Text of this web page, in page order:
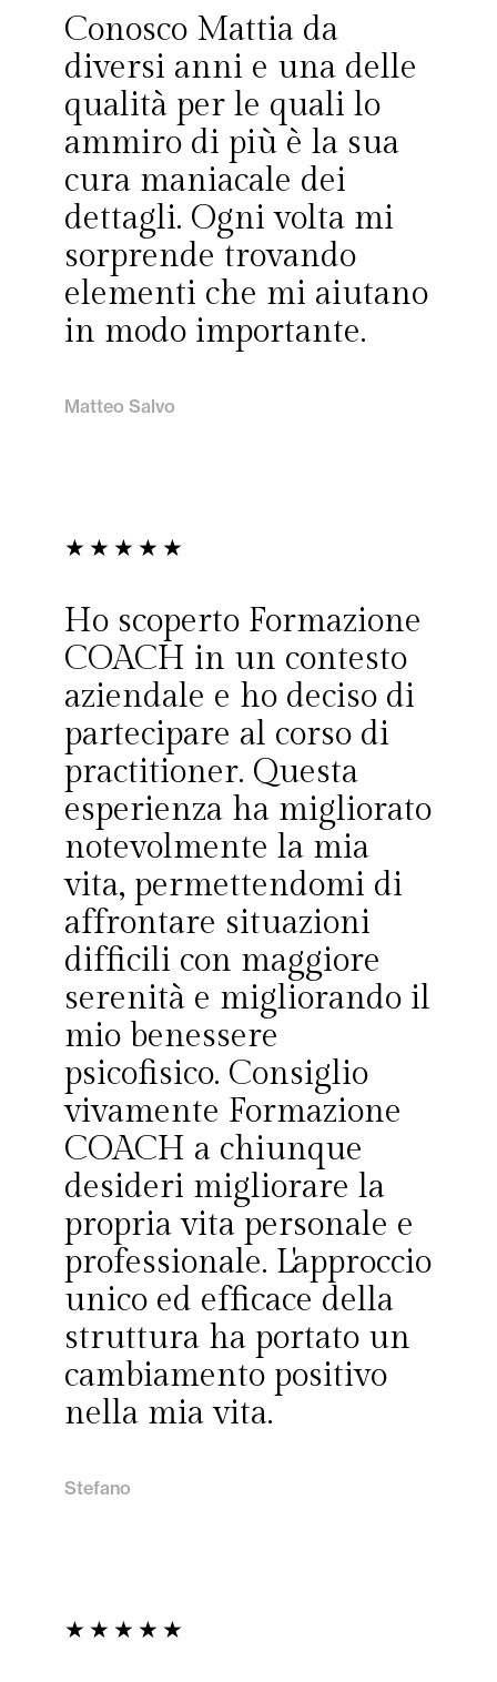
Conosco Mattia da
diversi anni e una delle
qualità per le quali lo
ammiro di più è la sua
cura maniacale dei
dettagli. Ogni volta mi
sorprende trovando
elementi che mi aiutano
in modo importante.
Matteo Salvo
★ ★ ★ ★ ★
Ho scoperto Formazione
COACH in un contesto
aziendale e ho deciso di
partecipare al corso di
practitioner. Questa
esperienza ha migliorato
notevolmente la mia
vita, permettendomi di
affrontare situazioni
difficili con maggiore
serenità e migliorando il
mio benessere
psicofisico. Consiglio
vivamente Formazione
COACH a chiunque
desideri migliorare la
propria vita personale e
professionale. L'approccio
unico ed efficace della
struttura ha portato un
cambiamento positivo
nella mia vita.
Stefano
★ ★ ★ ★ ★